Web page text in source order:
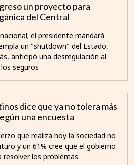
un proyecto para
del Central
el presidente mandará
un "shutdown" del Estado,
anticipó una desregulación al
seguros
dice que ya no tolera más
una encuesta
que realiza hoy la sociedad no
y un 61% cree que el gobierno
los problemas.